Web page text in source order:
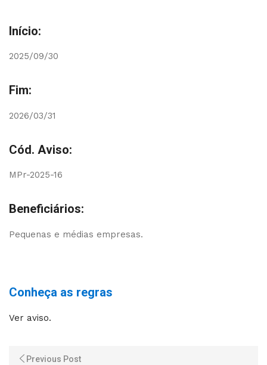
Início:
2025/09/30
Fim:
2026/03/31
Cód. Aviso:
MPr-2025-16
Beneficiários:
Pequenas e médias empresas.
Conheça as regras
Ver aviso.
Previous Post